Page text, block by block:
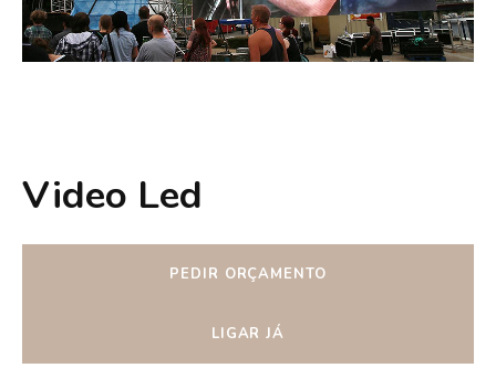
Video Led
PEDIR ORÇAMENTO
LIGAR JÁ